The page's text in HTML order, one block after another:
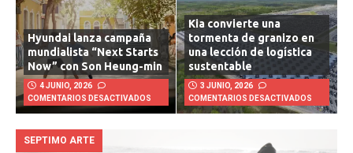
Hyundai lanza campaña
mundialista “Next Starts
Now” con Son Heung-min
4 JUNIO, 2026
COMENTARIOS DESACTIVADOS
Kia convierte una
tormenta de granizo en
una lección de logística
sustentable
3 JUNIO, 2026
COMENTARIOS DESACTIVADOS
SEPTIMO ARTE